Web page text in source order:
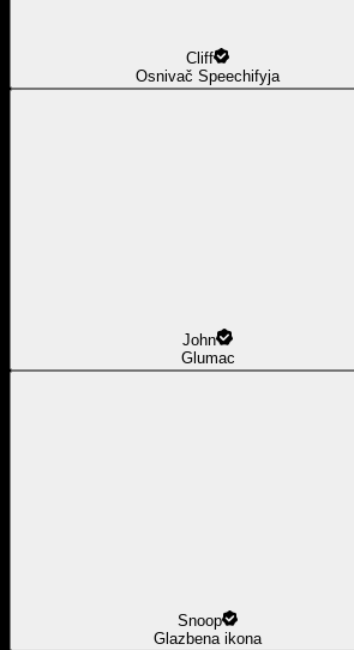
Cliff
Osnivač Speechifyja
John
Glumac
Snoop
Glazbena ikona